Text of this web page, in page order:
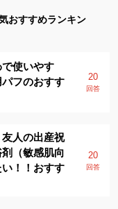
おすすめランキン
で使いやす
フのおすす
20
回答
人の出産祝
（敏感肌向
！！おすす
20
回答